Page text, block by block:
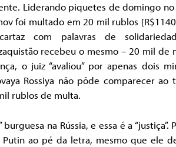
Liderando piquetes de domingo
foi multado em 20 mil rublos
com palavras de
recebeu o mesmo – 20 mil de
o juiz “avaliou” por apenas dois
Rossiya não pôde comparecer ao
rublos de multa.
burguesa na Rússia, e essa é a “justiça”.
ao pé da letra, mesmo que ele